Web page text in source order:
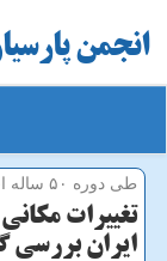
انجمن
طی دوره ۵۰ ساله اخیر؛
تغییرات
ایران بررسی